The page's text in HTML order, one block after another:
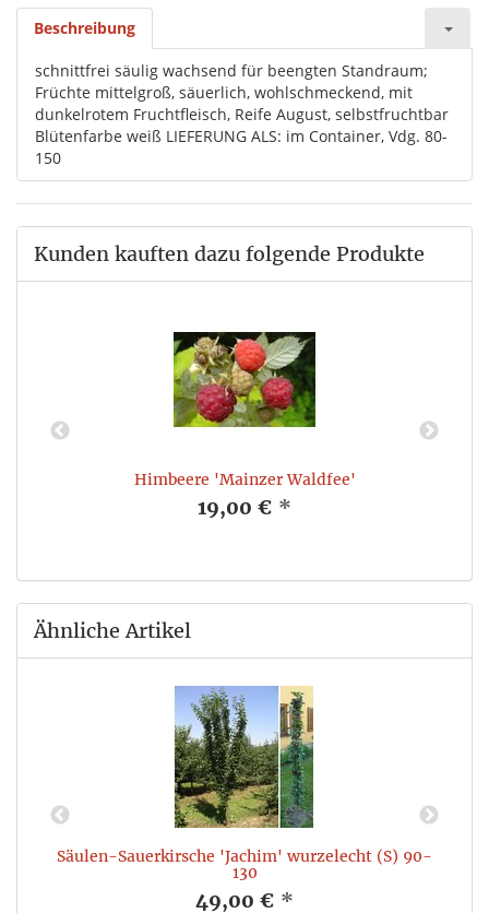
Beschreibung
schnittfrei säulig wachsend für beengten Standraum;
Früchte mittelgroß, säuerlich, wohlschmeckend, mit
dunkelrotem Fruchtfleisch, Reife August, selbstfruchtbar
Blütenfarbe weiß LIEFERUNG ALS: im Container, Vdg. 80-
150
Kunden kauften dazu folgende Produkte
Himbeere 'Mainzer Waldfee'
19,00 € *
Ähnliche Artikel
Säulen-Sauerkirsche 'Jachim' wurzelecht (S) 90-
130
49,00 € *